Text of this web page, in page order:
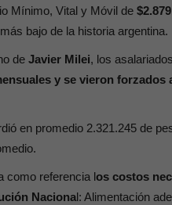
Mínimo, Vital y Móvil de
bajo de la historia argentina.
de Javier Milei, los asalariados
y se vieron forzados
en promedio 2.321.245 de
como referencia los costos
Nacional: Alimentación